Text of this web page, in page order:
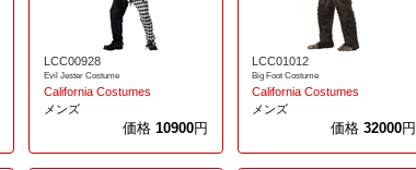
LCC00928
Evil Jester Costume
California Costumes
メンズ
価格 10900円
LCC01012
Big Foot Costume
California Costumes
メンズ
価格32000円